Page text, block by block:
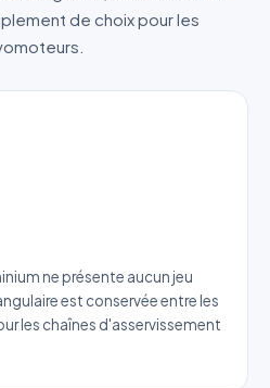
de choix pour les
ne présente aucun jeu
est conservée entre les
les chaînes d'asservissement